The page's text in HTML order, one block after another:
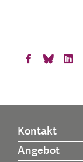
Kontakt
Angebot